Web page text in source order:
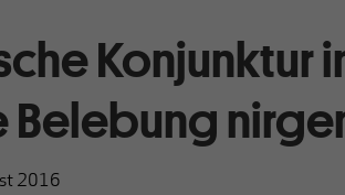
Konjunktur
Belebung
2016